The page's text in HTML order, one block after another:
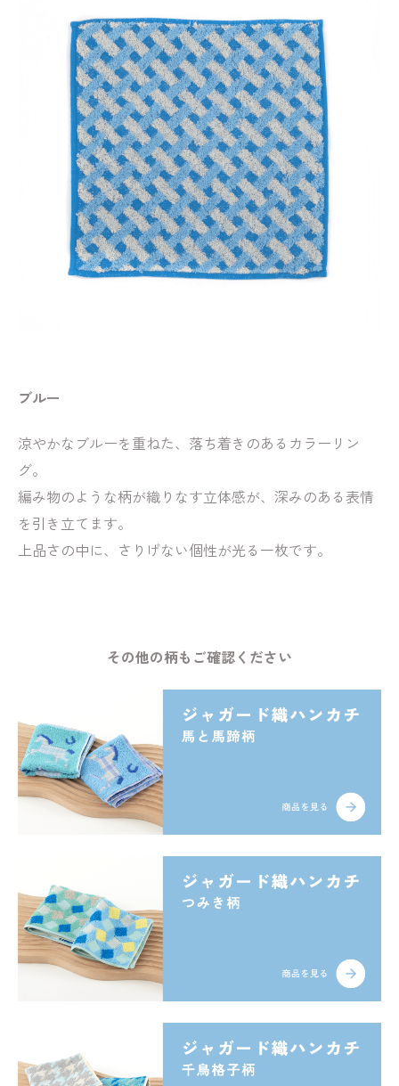
ブルー
涼やかなブルーを重ねた、落ち着きのあるカラーリン
グ。
編み物のような柄が織りなす立体感が、深みのある表情
を引き立てます。
上品さの中に、さりげない個性が光る一枚です。
その他の柄もご確認ください